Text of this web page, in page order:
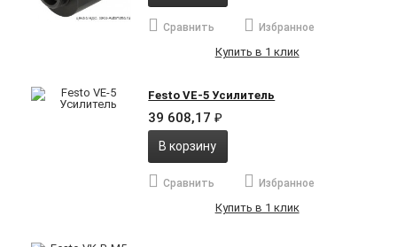
Сравнить Избранное
Купить в 1 клик
Festo VE-5 Усилитель
39 608,17₽
В корзину
Сравнить Избранное
Купить в 1 клик